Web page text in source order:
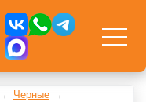
Черные